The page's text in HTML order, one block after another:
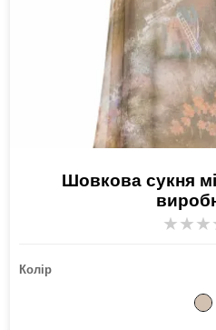
Шовкова сукня
★★★
Колір